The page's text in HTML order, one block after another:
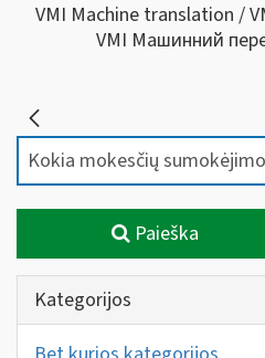
VMI Machine translation /
VMI Машинний
Paieška
Kategorijos